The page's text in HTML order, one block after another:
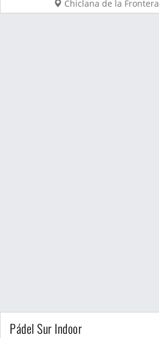
Chiclana de la Frontera
Pádel Sur Indoor